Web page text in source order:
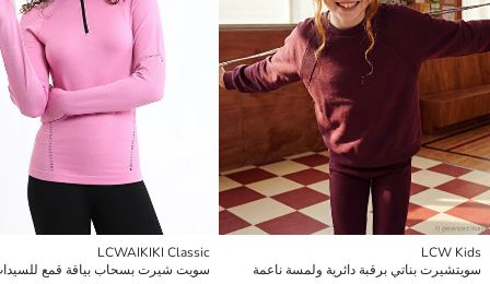
LCW Kids
سويتشيرت بناتي برقبة دائرية ولمسة ناعمة
LCWAIKIKI Classic
سويت شيرت بسحاب بياقة قمع